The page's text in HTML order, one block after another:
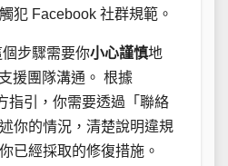
犯 Facebook 社群規範。
個步驟需要你小心謹慎地
援團隊溝通。 根據
指引，你需要透過「聯絡
你的情況，清楚說明違規
已經採取的修復措施。